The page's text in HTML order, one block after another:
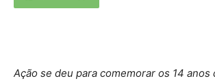
Ação se deu para comemorar os 14 anos